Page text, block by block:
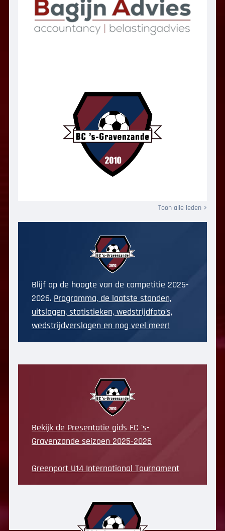
Toon alle leden
Blijf op de hoogte van de competitie 2025-
2026. Programma, de laatste standen,
uitslagen, statistieken, wedstrijdfoto's,
wedstrijdverslagen en nog veel meer!
Bekijk de Presentatie gids FC 's-
Gravenzande seizoen 2025-2026
Greenport U14 International Tournament